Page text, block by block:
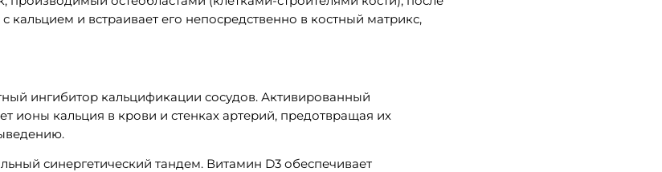
кальцием и встраивает его непосредственно в костный матрикс,
ингибитор кальцификации сосудов. Активированный
ионы кальция в крови и стенках артерий, предотвращая их
синергетический тандем. Витамин D3 обеспечивает